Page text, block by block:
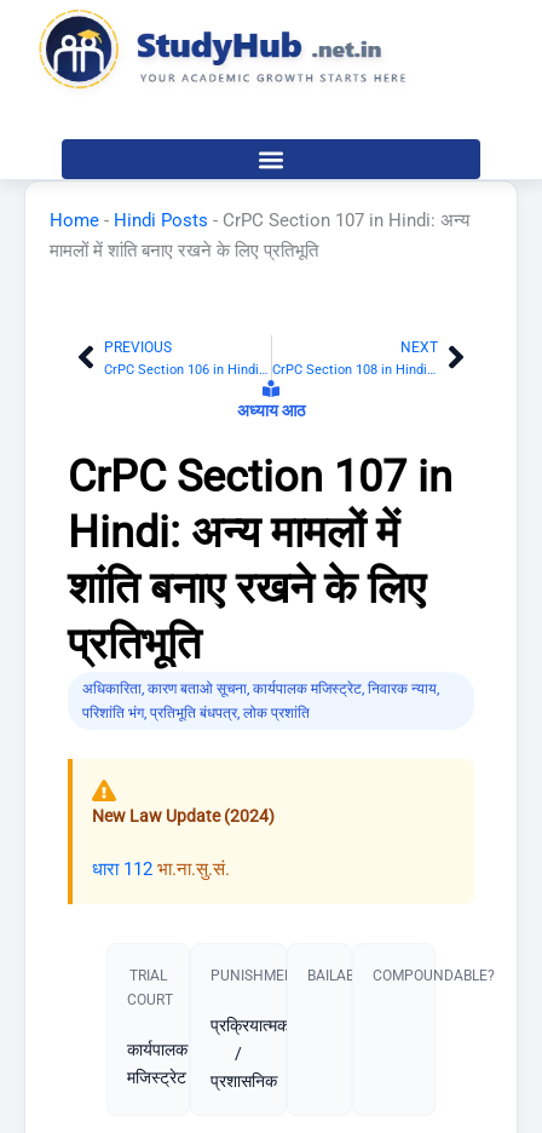
content
Home - Hindi Posts - CrPC Section 107 in Hindi: अन्य
मामलों में शांति बनाए रखने के लिए प्रतिभूति
Prev
PREVIOUS
CrPC Section 106 in Hindi: सिद्धदोष ठहराए जाने पर परिशांति कायम रखने के लिए प्रतिभूति
NEXT
CrPC Section 108 in Hindi: राजद्रोहात्मक विषय का प्रसार करने वाले व्यक्तियों से सदाचार के लिए प्रतिभूति Next
अध्याय आठ
CrPC Section 107 in
Hindi: अन्य मामलों में
शांति बनाए रखने के लिए
प्रतिभूति
अधिकारिता, कारण बताओ सूचना, कार्यपालक मजिस्ट्रेट, निवारक न्याय,
परिशांति भंग, प्रतिभूति बंधपत्र, लोक प्रशांति
New Law Update (2024)
धारा 112 भा.ना.सु.सं.
TRIAL
COURT
कार्यपालक
मजिस्ट्रेट
PUNISHMENT​
प्रक्रियात्मक
/
प्रशासनिक
BAILABLE?COMPOUNDABLE?